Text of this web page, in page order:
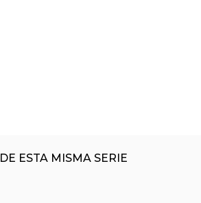
DE ESTA MISMA SERIE